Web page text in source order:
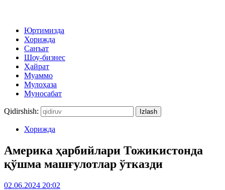
Юртимизда
Хорижда
Санъат
Шоу-бизнес
Ҳайрат
Муаммо
Мулоҳаза
Муносабат
Qidirshish:
Хорижда
Америка ҳарбийлари Тожикистонда
қўшма машғулотлар ўтказди
02.06.2024 20:02